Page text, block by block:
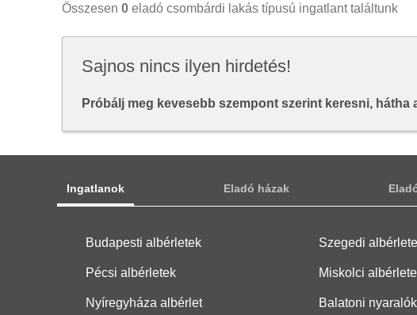
Összesen 0 eladó csombárdi lakás típusú ingatlant találtunk
Sajnos nincs ilyen hirdetés!
Próbálj meg kevesebb szempont szerint keresni, hátha
Ingatlanok Eladó házak
Budapesti albérletek Szegedi
Pécsi albérletek Miskolci
Nyíregyháza albérlet Balatoni nyaralók